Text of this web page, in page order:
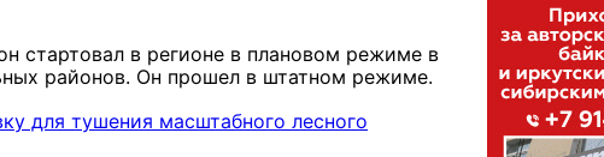
стартовал в регионе в плановом режиме в
районов. Он прошел в штатном режиме.
для тушения масштабного лесного